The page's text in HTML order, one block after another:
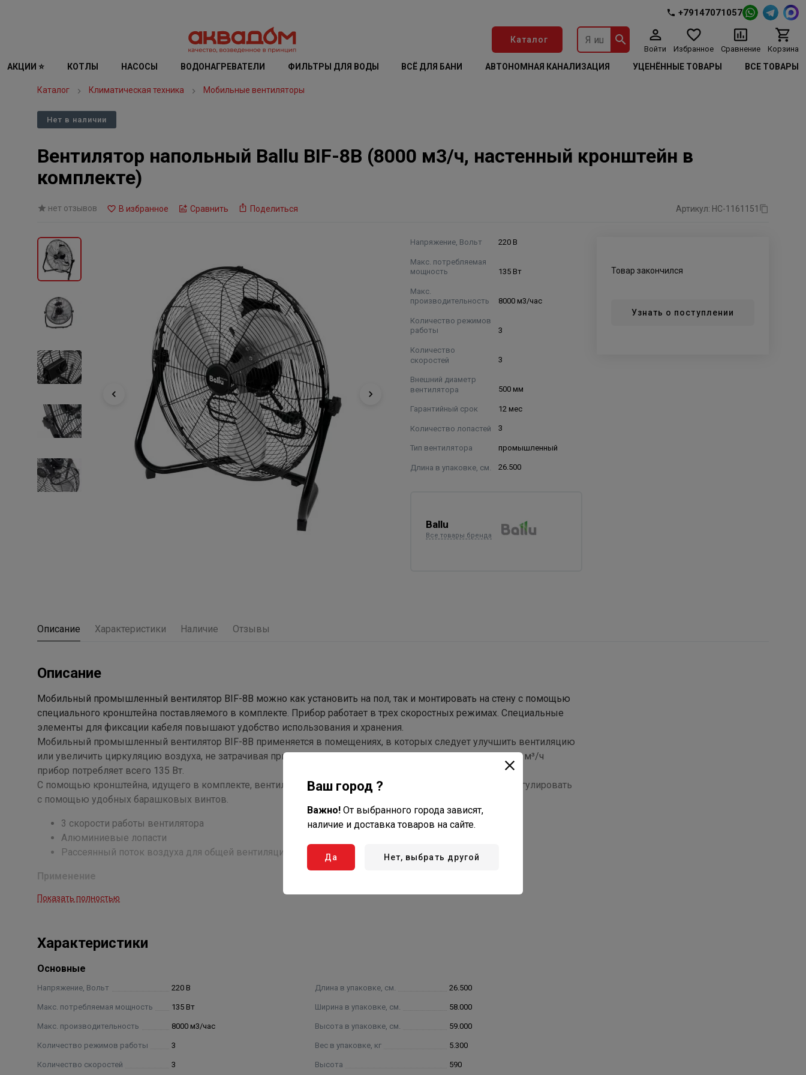
+79147071057
Каталог
Войти Избранное Сравнение Корзина
АКЦИИ ⭐ КОТЛЫ НАСОСЫ ВОДОНАГРЕВАТЕЛИ ФИЛЬТРЫ ДЛЯ ВОДЫ ВСЁ ДЛЯ БАНИ АВТОНОМНАЯ КАНАЛИЗАЦИЯ УЦЕНЁННЫЕ ТОВАРЫ ВСЕ ТОВАРЫ
Каталог Климатическая техника Мобильные вентиляторы
Нет в наличии
Вентилятор напольный Ballu BIF-8B (8000 м3/ч, настенный кронштейн в
комплекте)
нет отзывов В избранное Сравнить Поделиться Артикул: НС-1161151
Напряжение, Вольт 220 В
Макс. потребляемая
мощность
135 Вт
Макс.
производительность
8000 м3/час
Количество режимов
работы
3
Количество
скоростей
3
Внешний диаметр
вентилятора
500 мм
Гарантийный срок 12 мес
Количество лопастей 3
Тип вентилятора промышленный
Длина в упаковке, см. 26.500
Ballu
Все товары бренда
Товар закончился
Узнать о поступлении
Описание Характеристики Наличие Отзывы
Описание
Мобильный промышленный вентилятор BIF-8В можно как установить на пол, так и монтировать на стену с помощью
специального кронштейна поставляемого в комплекте. Прибор работает в трех скоростных режимах. Специальные
элементы для фиксации кабеля повышают удобство использования и хранения.
Мобильный промышленный вентилятор BIF-8B применяется в помещениях, в которых следует улучшить вентиляцию
или увеличить циркуляцию воздуха, не затрачивая при этом много энергии. При производительности 8000 м³/ч
прибор потребляет всего 135 Вт.
С помощью кронштейна, идущего в комплекте, вентилятор можно подвесить на стену, а угол наклона отрегулировать
с помощью удобных барашковых винтов.
3 скорости работы вентилятора
Алюминиевые лопасти
Рассеянный поток воздуха для общей вентиляции
Применение
Улучшение вентиляции в помещениях с интенсивными запахами
Фото-видео студии и сцены театров
Показать полностью
Характеристики
Основные
Напряжение, Вольт 220 В
Макс. потребляемая мощность 135 Вт
Макс. производительность 8000 м3/час
Количество режимов работы 3
Количество скоростей 3
Длина в упаковке, см. 26.500
Ширина в упаковке, см. 58.000
Высота в упаковке, см. 59.000
Вес в упаковке, кг 5.300
Высота 590
Ваш город ?
Важно! От выбранного города зависят,
наличие и доставка товаров на сайте.
Да Нет, выбрать другой